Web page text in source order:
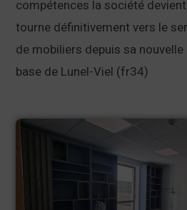
compétences la société
tourne définitivement vers le
de mobiliers depuis sa nouvelle
base de Lunel-Viel (fr34)